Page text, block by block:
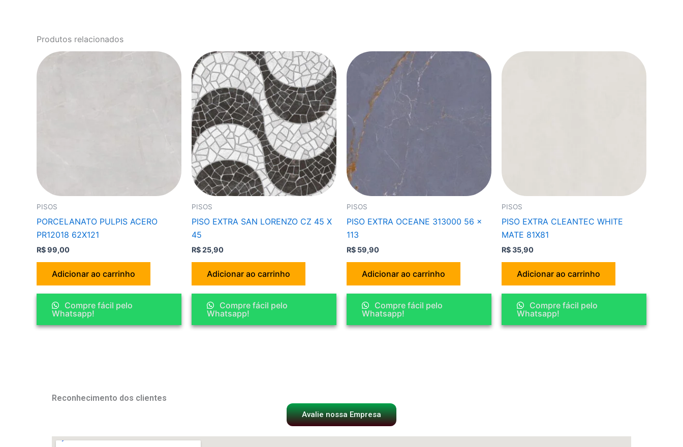
Produtos relacionados
PISOS
PORCELANATO PULPIS ACERO
PR12018 62X121
R$99,00
Adicionar ao carrinho
Compre fácil pelo
Whatsapp!
PISOS
PISO EXTRA SAN LORENZO CZ 45 X
45
R$25,90
Adicionar ao carrinho
Compre fácil pelo
Whatsapp!
PISOS
PISO EXTRA OCEANE 313000 56 x
113
R$ 59,90
Adicionar ao carrinho
Compre fácil pelo
Whatsapp!
PISOS
PISO EXTRA CLEANTEC WHITE
MATE 81X81
R$35,90
Adicionar ao carrinho
Compre fácil pelo
Whatsapp!
Reconhecimento dos clientes
Avalie nossa Empresa